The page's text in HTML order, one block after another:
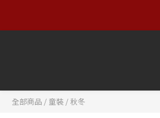
全部商品 / 童裝 /秋冬